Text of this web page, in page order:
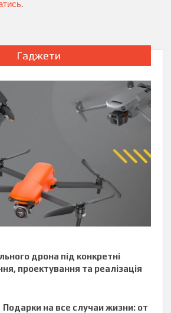
.
Гаджети
дрона під конкретні
проектування та реалізація
Подарки на все случаи жизни: от